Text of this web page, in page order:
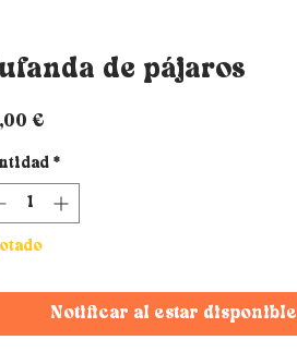
de pájaros
€
*
Notificar al estar disponible